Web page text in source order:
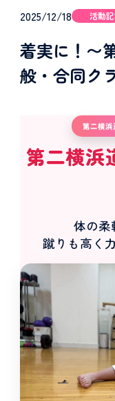
2025/12/18 活動
着実に！〜
般・合同ク
第二横浜
第二横浜
体の柔
蹴りも高く